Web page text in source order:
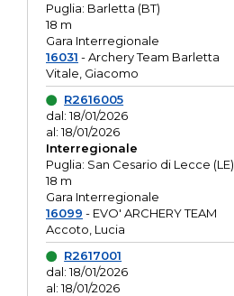
Puglia: Barletta (BT)
18 m
Gara Interregionale
16031 - Archery Team Barletta
Vitale, Giacomo
R2616005
dal: 18/01/2026
al: 18/01/2026
Interregionale
Puglia: San Cesario di Lecce (LE)
18 m
Gara Interregionale
16099 - EVO' ARCHERY TEAM
Accoto, Lucia
R2617001
dal: 18/01/2026
al: 18/01/2026